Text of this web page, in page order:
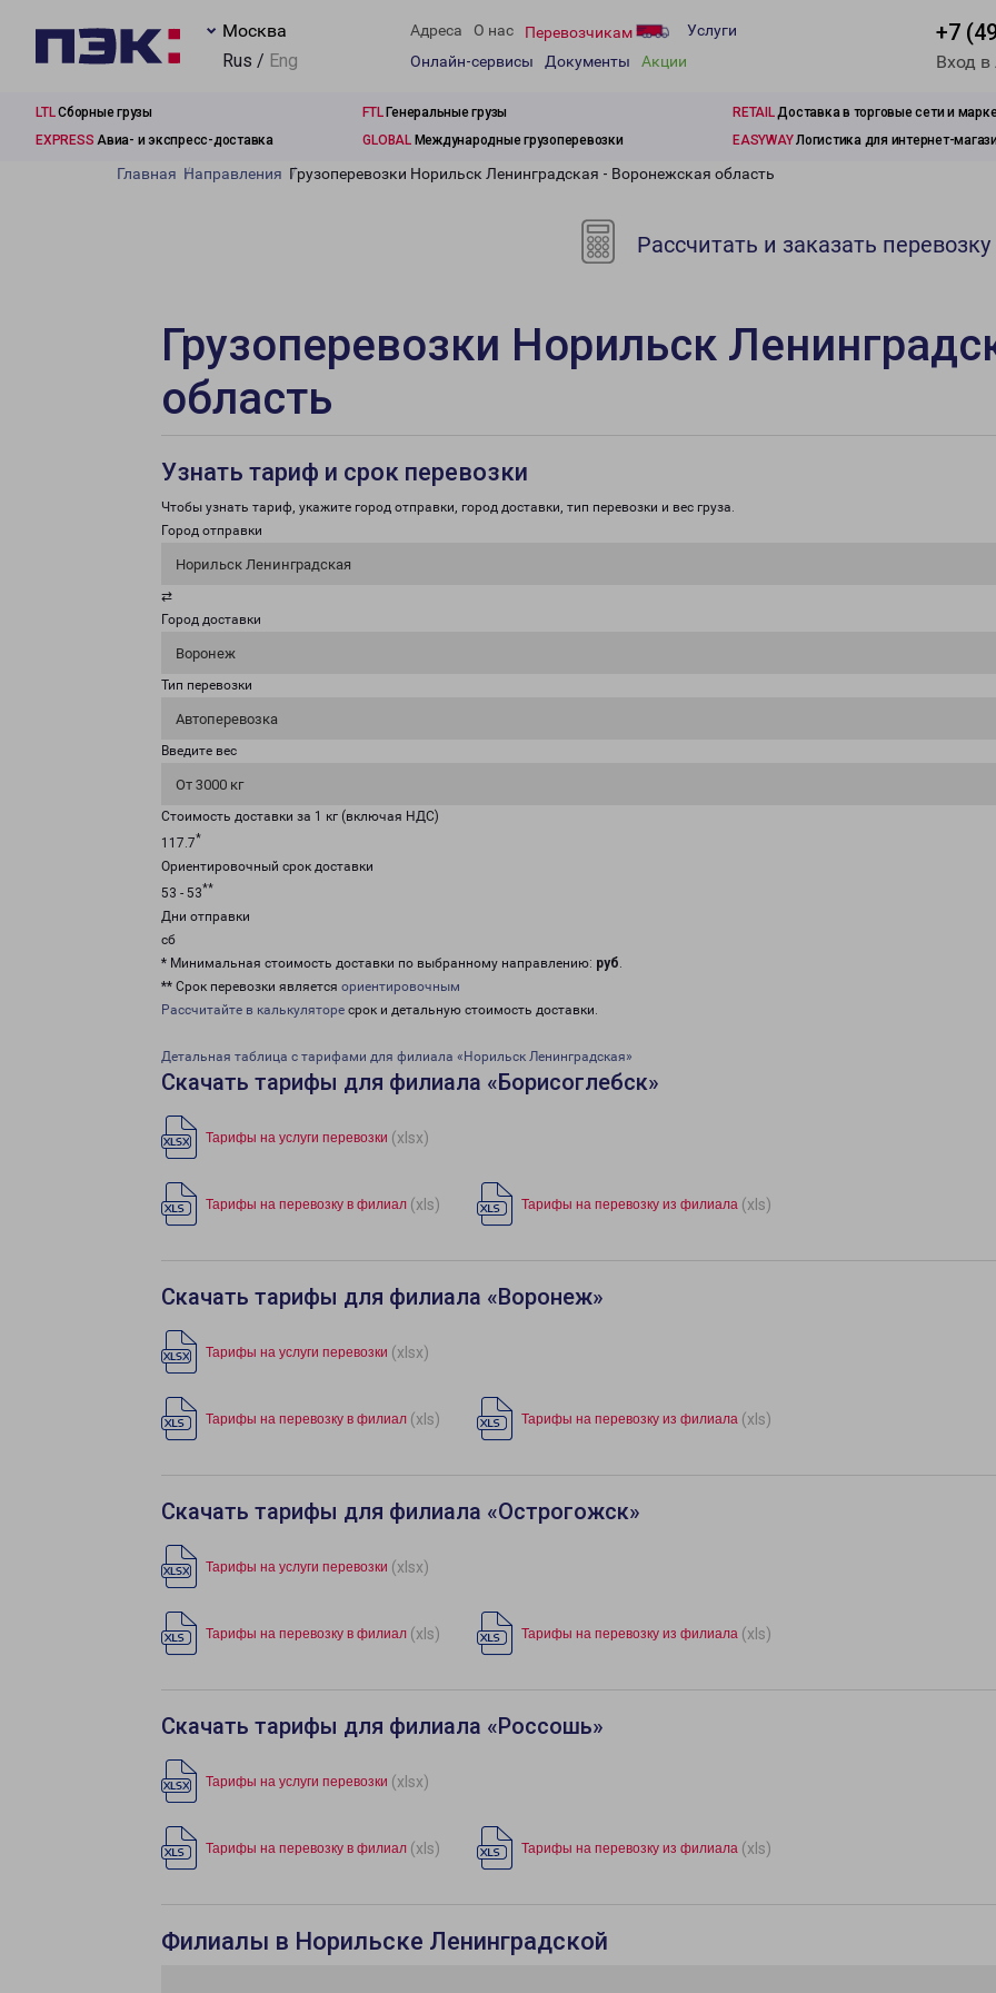
Москва
Rus / Eng
Адреса О нас Перевозчикам
Услуги
Онлайн-сервисы
Документы Акции
+7
Вход
LTLСборные грузы FTLГенеральные грузы RETAILДоставка в торговые сети и
EXPRESS Авиа- и экспресс-доставка GLOBALМеждународные грузоперевозки EASYWAYЛогистика для интернет-
Главная Направления Грузоперевозки Норильск Ленинградская - Воронежская область
Рассчитать и заказать перевозку
Грузоперевозки Норильск
область
Узнать тариф и срок перевозки
Чтобы узнать тариф, укажите город отправки, город доставки, тип перевозки и вес груза.
Город отправки
Норильск Ленинградская
⇄
Город доставки
Воронеж
Тип перевозки
Автоперевозка
Введите вес
От 3000 кг
Стоимость доставки за 1 кг (включая НДС)
117.7*
Ориентировочный срок доставки
53 - 53**
Дни отправки
сб
* Минимальная стоимость доставки по выбранному направлению: руб.
** Срок перевозки является ориентировочным
Рассчитайте в калькуляторе срок и детальную стоимость доставки.
Детальная таблица с тарифами для филиала «Норильск Ленинградская»
Скачать тарифы для филиала «Борисоглебск»
Тарифы на услуги перевозки (xlsx)
Тарифы на перевозку в филиал (xls) Тарифы на перевозку из филиала (xls)
Скачать тарифы для филиала «Воронеж»
Тарифы на услуги перевозки (xlsx)
Тарифы на перевозку в филиал (xls) Тарифы на перевозку из филиала (xls)
Скачать тарифы для филиала «Острогожск»
Тарифы на услуги перевозки (xlsx)
Тарифы на перевозку в филиал (xls) Тарифы на перевозку из филиала (xls)
Скачать тарифы для филиала «Россошь»
Тарифы на услуги перевозки (xlsx)
Тарифы на перевозку в филиал (xls) Тарифы на перевозку из филиала (xls)
Филиалы в Норильске Ленинградской